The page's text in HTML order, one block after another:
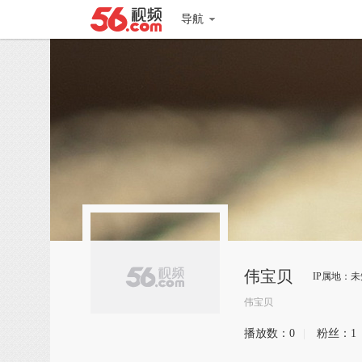
导航
伟宝贝 IP属地：
伟宝贝
播放数： 0 粉丝： 1